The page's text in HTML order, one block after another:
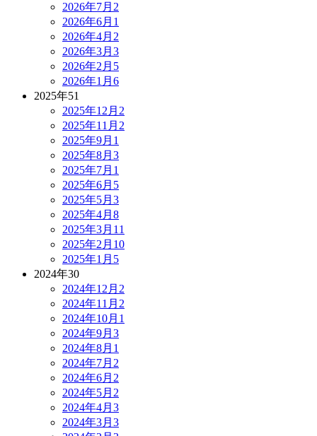
2026年7月 2
2026年6月 1
2026年4月 2
2026年3月 3
2026年2月 5
2026年1月 6
2025年51
2025年12月 2
2025年11月 2
2025年9月 1
2025年8月 3
2025年7月 1
2025年6月 5
2025年5月 3
2025年4月 8
2025年3月 11
2025年2月 10
2025年1月 5
2024年30
2024年12月 2
2024年11月 2
2024年10月 1
2024年9月 3
2024年8月 1
2024年7月 2
2024年6月 2
2024年5月 2
2024年4月 3
2024年3月 3